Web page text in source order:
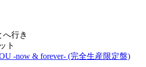
へ行き
ト
-now & forever- (完全生産限定盤)